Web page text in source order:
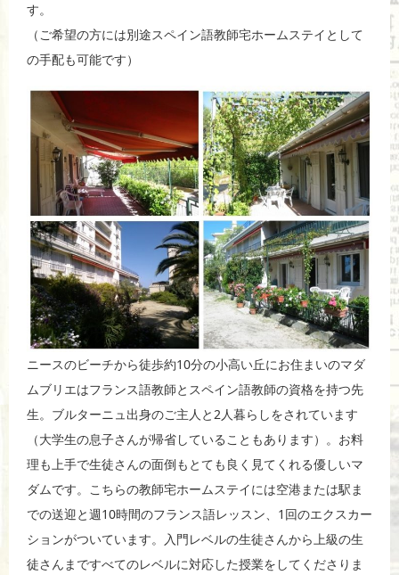
す。
（ご希望の方には別途スペイン語教師宅ホームステイとして
の手配も可能です）
ニースのビーチから徒歩約10分の小高い丘にお住まいのマダ
ムブリエはフランス語教師とスペイン語教師の資格を持つ先
生。ブルターニュ出身のご主人と2人暮らしをされています
（大学生の息子さんが帰省していることもあります）。お料
理も上手で生徒さんの面倒もとても良く見てくれる優しいマ
ダムです。こちらの教師宅ホームステイには空港または駅ま
での送迎と週10時間のフランス語レッスン、1回のエクスカー
ションがついています。入門レベルの生徒さんから上級の生
徒さんまですべてのレベルに対応した授業をしてくださりま